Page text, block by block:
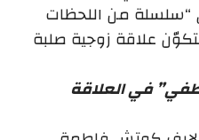
“سلسلة من اللحظات
علاقة زوجية صلبة
في العلاقة